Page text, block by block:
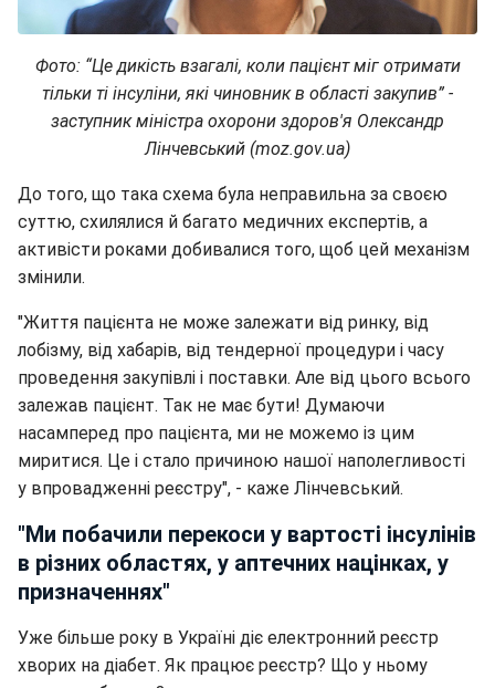
Фото: “Це дикість взагалі, коли пацієнт міг отримати
тільки ті інсуліни, які чиновник в області закупив” -
заступник міністра охорони здоров'я Олександр
Лінчевський (moz.gov.ua)
До того, що така схема була неправильна за своєю
суттю, схилялися й багато медичних експертів, а
активісти роками добивалися того, щоб цей механізм
змінили.
"Життя пацієнта не може залежати від ринку, від
лобізму, від хабарів, від тендерної процедури і часу
проведення закупівлі і поставки. Але від цього всього
залежав пацієнт. Так не має бути! Думаючи
насамперед про пацієнта, ми не можемо із цим
миритися. Це і стало причиною нашої наполегливості
у впровадженні реєстру", - каже Лінчевський.
"Ми побачили перекоси у вартості інсулінів
в різних областях, у аптечних націнках, у
призначеннях"
Уже більше року в Україні діє електронний реєстр
хворих на діабет. Як працює реєстр? Що у ньому